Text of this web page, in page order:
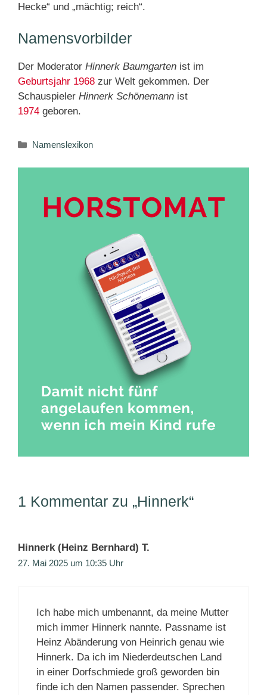
Hecke“ und „mächtig; reich“.
Namensvorbilder
Der Moderator Hinnerk Baumgarten ist im
Geburtsjahr 1968 zur Welt gekommen. Der
Schauspieler Hinnerk Schönemann ist
1974 geboren.
Kategorien
Namenslexikon
1 Kommentar zu „Hinnerk“
Hinnerk (Heinz Bernhard) T.
27. Mai 2025 um 10:35 Uhr
Ich habe mich umbenannt, da meine Mutter
mich immer Hinnerk nannte. Passname ist
Heinz Abänderung von Heinrich genau wie
Hinnerk. Da ich im Niederdeutschen Land
in einer Dorfschmiede groß geworden bin
finde ich den Namen passender. Sprechen